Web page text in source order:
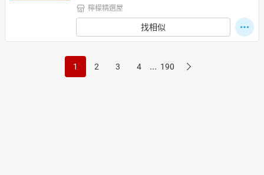
檸檬精選屋
找相似
1 2 3 4 ... 190